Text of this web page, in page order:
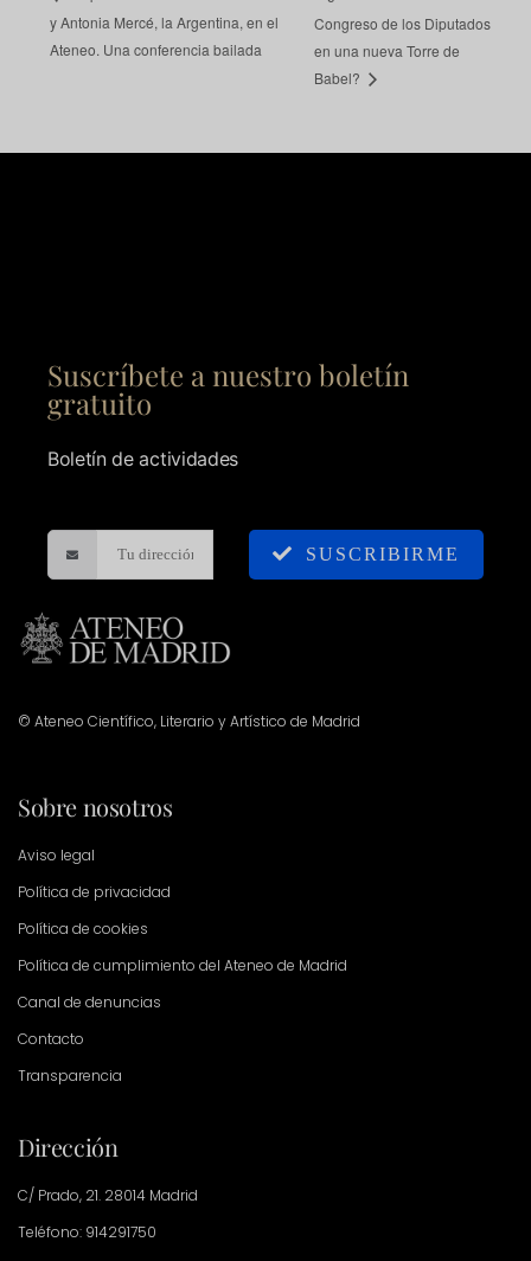
y Antonia Mercé, la Argentina, en el
Ateneo. Una conferencia bailada
Congreso de los Diputados
en una nueva Torre de
Babel?
Suscríbete a nuestro boletín
gratuito
Boletín de actividades
SUSCRIBIRME
© Ateneo Científico, Literario y Artístico de Madrid
Sobre nosotros
Aviso legal
Política de privacidad
Política de cookies
Política de cumplimiento del Ateneo de Madrid
Canal de denuncias
Contacto
Transparencia
Dirección
C/ Prado, 21. 28014 Madrid
Teléfono: 914291750